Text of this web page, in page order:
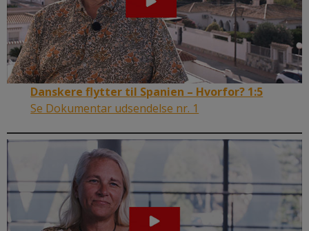
Danskere flytter til Spanien – Hvorfor? 1:5
Se Dokumentar udsendelse nr. 1